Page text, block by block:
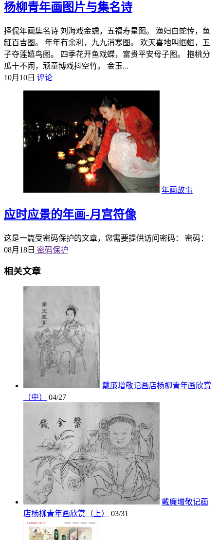
杨柳青年画图片与集名诗
择侃年画集名诗 刘海戏金蟾，五福寿星图。 渔妇白蛇传，鱼
缸百吉图。 年年有余利，九九消寒图。 欢天喜地叫蝈蝈，五
子夺莲嬉鸟图。 四季花开鱼戏蝶，富贵平安母子图。 抱桃分
瓜十不闹，顽童博戏抖空竹。 金玉...
10月10日 评论
年画故事
应时应景的年画-月宫符像
这是一篇受密码保护的文章，您需要提供访问密码： 密码：
08月18日 密码保护
相关文章
戴廉增敬记画店杨柳青年画欣赏
（中）
04/27
戴廉增敬记画
店杨柳青年画欣赏（上）
03/31